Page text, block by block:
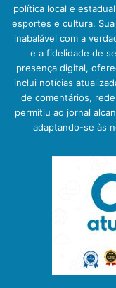
política local e
esportes e cultura.
inabalável com a
e a fidelidade de
presença digital,
inclui notícias
de comentários,
permitiu ao jornal
adaptando-se às